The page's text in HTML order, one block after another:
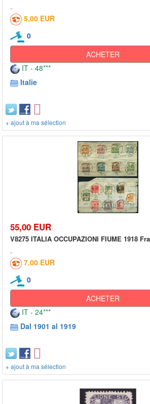
5,00 EUR
0
ACHETER
IT - 48***
Italie
+ ajout à ma sélection
55,00 EUR
V8275 ITALIA OCCUPAZIONI FIUME 1918
7,00 EUR
0
ACHETER
IT - 24***
Dal 1901 al 1919
+ ajout à ma sélection